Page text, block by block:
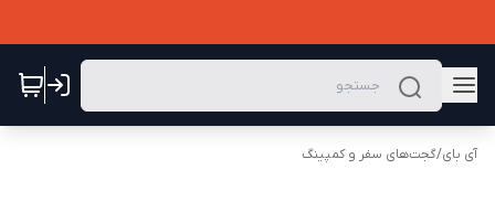
آی بای/گجت‌های سفر و کمپینگ